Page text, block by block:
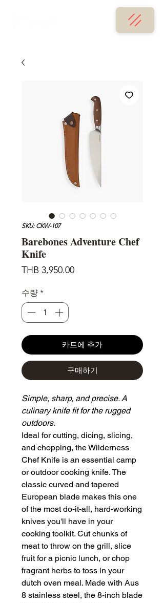
SKU: CKW-107
Barebones Adventure Chef
Knife
THB 3,950.00가
수량 *
카트에 추가
구매하기
Simple, sharp, and precise. A
culinary knife fit for the rugged
outdoors.
Ideal for cutting, dicing, slicing,
and chopping, the Wilderness
Chef Knife is an essential camp
or outdoor cooking knife. The
classic curved and tapered
European blade makes this one
of the most do-it-all, hard-working
knives you'll have in your
cooking toolkit. Cut chunks of
meat to throw on the grill, slice
fruit for a picnic lunch, or chop
fragrant herbs to toss in your
dutch oven meal. Made with Aus
8 stainless steel, the 8-inch blade